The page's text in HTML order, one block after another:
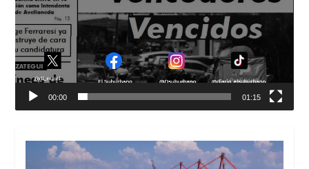
00:00 01:15